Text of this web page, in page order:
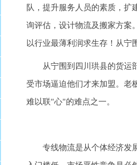
队，提升服务人员的素质，扩
询评估，设计物流及搬家方案
以行业最薄利润求生存！从宁
从宁围到四川珙县的货运
受市场逼迫他们才来加盟。老
难以联"心"的难点之一。
专线物流是从个体经济发